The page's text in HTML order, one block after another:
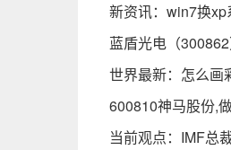
新资讯：win7换
蓝盾光电（
世界最新：怎么画
600810神马股份,
当前观点：IMF总